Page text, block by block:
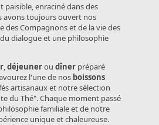
paisible, enraciné dans des
avons toujours ouvert nos
des Compagnons et de la vie des
dialogue et une philosophie
,déjeunerou dîner préparé
l'une de nos boissons
artisanaux et notre sélection
du Thé". Chaque moment passé
familiale et de notre
unique et chaleureuse.